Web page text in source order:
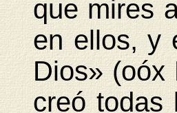
que mires
en ellos, y
Dios»
creó todas